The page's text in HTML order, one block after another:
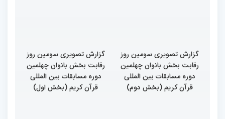
گزارش تصویری سومین روز
رقابت بخش بانوان چهلمین
دوره مسابقات بین المللی
قرآن کریم (بخش دوم)
گزارش تصویری سومین روز
رقابت بخش بانوان چهلمین
دوره مسابقات بین المللی
قرآن کریم (بخش اول)